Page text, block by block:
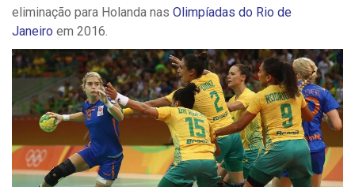
eliminação para Holanda nas Olimpíadas do Rio de
Janeiro em 2016.